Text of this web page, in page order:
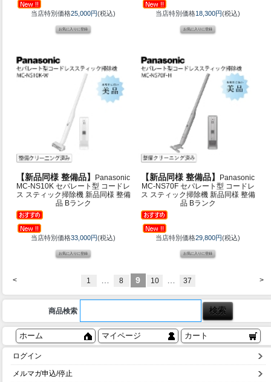
当店特別価格25,000円(税込) 当店特別価格18,300円(税込)
【新品同様 整備品】
Panasonic
MC-NS10K セパレート型 コードレ
ス スティック掃除機 新品同様 整備
品 Bランク
当店特別価格33,000円(税込)
【新品同様 整備品】
Panasonic
MC-NS70F セパレート型 コードレ
ス スティック掃除機 新品同様 整備
品 Bランク
当店特別価格29,800円(税込)
< >
1 8 9 10 37
商品検索
ホーム マイページ カート
ログイン
メルマガ申込/停止